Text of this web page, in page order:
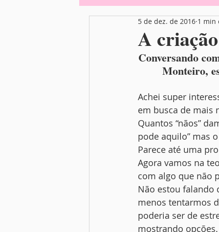
Festas
A
5 de dez. de 2016 1 min
Conversando
Monteiro,
Achei super
em busca de mais
Quantos “nãos”
pode aquilo” mas
Parece até uma
Agora vamos na
com algo que não
Não estou falando
menos tentarmos
poderia ser de
mostrando opções.